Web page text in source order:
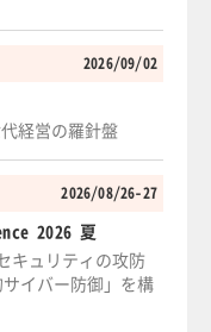
2026/09/02
経営の羅針盤
2026/08/26-27
2026 夏
キュリティの攻防
イバー防御」を構